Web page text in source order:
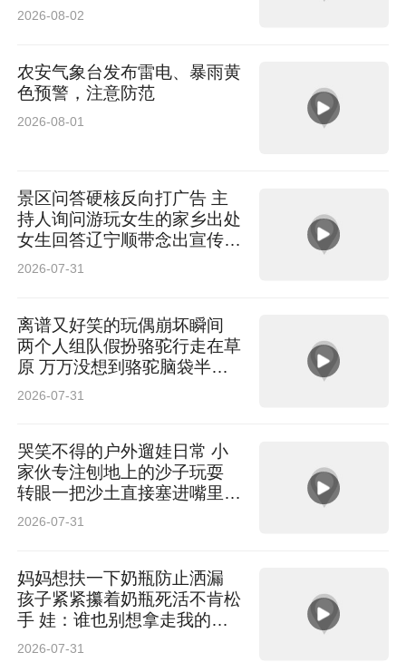
让我们相聚第六届沈阳城市定向赛，
和城市独有的温柔，
留下专属难忘的回忆。
2026-08-02
农安气象台发布雷电、暴雨黄
色预警，注意防范
2026-08-01
景区问答硬核反向打广告 主
持人询问游玩女生的家乡出处
女生回答辽宁顺带念出宣传标
语 网友：主打一个公费出门
2026-07-31
离谱又好笑的玩偶崩坏瞬间
两个人组队假扮骆驼行走在草
原 万万没想到骆驼脑袋半路
直接掉落 网友：“骆驼”知道低
2026-07-31
哭笑不得的户外遛娃日常 小
家伙专注刨地上的沙子玩耍
转眼一把沙土直接塞进嘴里品
尝 网友：主打一个万物皆可
2026-07-31
妈妈想扶一下奶瓶防止洒漏
孩子紧紧攥着奶瓶死活不肯松
手 娃：谁也别想拿走我的奶
瓶！ 网友：仿佛看到了我小
2026-07-31